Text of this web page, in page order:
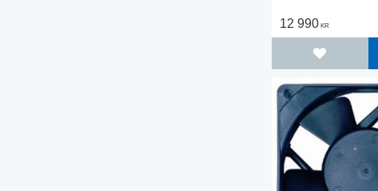
12 990 KR
Lägg till i